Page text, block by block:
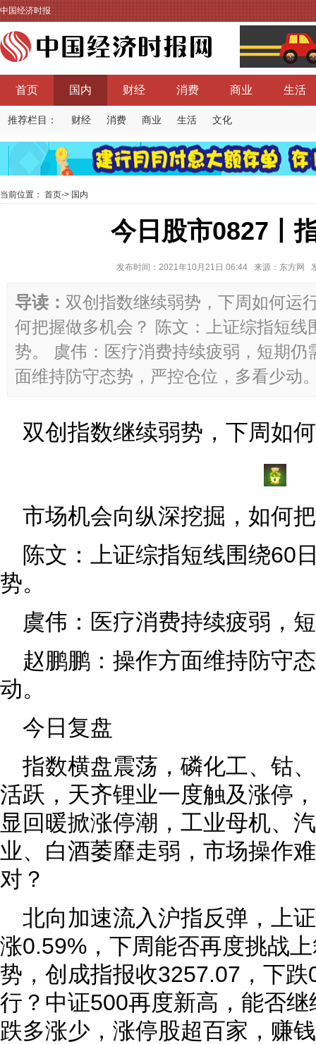
中国经济时报
首页 国内 财经 消费 商业 生活
推荐栏目： 财经 消费 商业 生活 文化
当前位置： 首页-> 国内
今日股市0827丨
发布时间：2021年10月21日 06:44 来源：东方网
导读： 双创指数继续弱势，下周如何运
何把握做多机会？ 陈文：上证综指短线
势。 虞伟：医疗消费持续疲弱，短期
面维持防守态势，严控仓位，多看少动
双创指数继续弱势，下周如
市场机会向纵深挖掘，如何
陈文：上证综指短线围绕60
势。
虞伟：医疗消费持续疲弱，
赵鹏鹏：操作方面维持防守
动。
今日复盘
指数横盘震荡，磷化工、钴
活跃，天齐锂业一度触及涨停
显回暖掀涨停潮，工业母机、
业、白酒萎靡走弱，市场操作
对？
北向加速流入沪指反弹，上
涨0.59%，下周能否再度挑战
势，创成指报收3257.07，下
行？中证500再度新高，能否
跌多涨少，涨停股超百家，赚